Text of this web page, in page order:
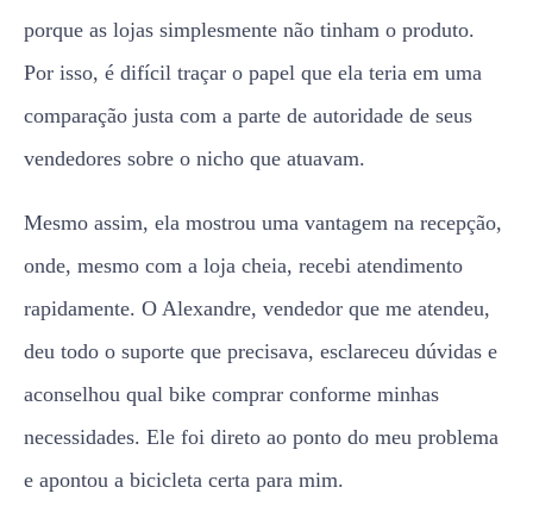
porque as lojas simplesmente não tinham o produto.
Por isso, é difícil traçar o papel que ela teria em uma
comparação justa com a parte de autoridade de seus
vendedores sobre o nicho que atuavam.
Mesmo assim, ela mostrou uma vantagem na recepção,
onde, mesmo com a loja cheia, recebi atendimento
rapidamente. O Alexandre, vendedor que me atendeu,
deu todo o suporte que precisava, esclareceu dúvidas e
aconselhou qual bike comprar conforme minhas
necessidades. Ele foi direto ao ponto do meu problema
e apontou a bicicleta certa para mim.